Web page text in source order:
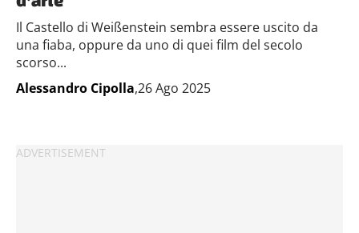
Il Castello di Weißenstein sembra essere uscito da
una fiaba, oppure da uno di quei film del secolo
scorso...
Alessandro Cipolla,26 Ago 2025